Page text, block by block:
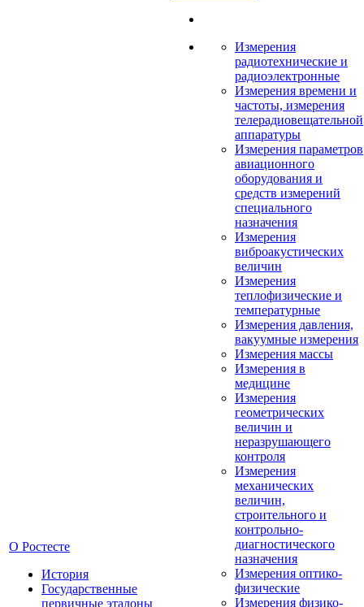
О Ростесте
История
Государственные
первичные эталоны
Измерения
радиотехнические и
радиоэлектронные
Измерения времени и
частоты, измерения
телерадиовещательной
аппаратуры
Измерения параметров
авиационного
оборудования и
средств измерений
специального
назначения
Измерения
виброакустических
величин
Измерения
теплофизические и
температурные
Измерения давления,
вакуумные измерения
Измерения массы
Измерения в
медицине
Измерения
геометрических
величин и
неразрушающего
контроля
Измерения
механических
величин,
строительного и
контрольно-
диагностического
назначения
Измерения оптико-
физические
Измерения физико-